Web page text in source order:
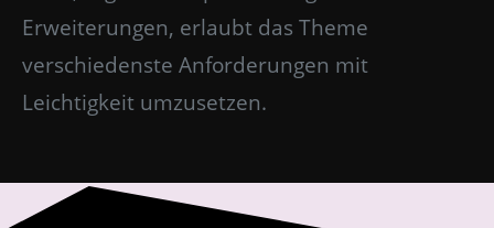
Erweiterungen, erlaubt das Theme
verschiedenste Anforderungen mit
Leichtigkeit umzusetzen.